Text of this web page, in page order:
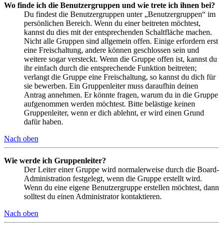
Wo finde ich die Benutzergruppen und wie trete ich ihnen bei?
Du findest die Benutzergruppen unter „Benutzergruppen“ im
persönlichen Bereich. Wenn du einer beitreten möchtest,
kannst du dies mit der entsprechenden Schaltfläche machen.
Nicht alle Gruppen sind allgemein offen. Einige erfordern erst
eine Freischaltung, andere können geschlossen sein und
weitere sogar versteckt. Wenn die Gruppe offen ist, kannst du
ihr einfach durch die entsprechende Funktion beitreten;
verlangt die Gruppe eine Freischaltung, so kannst du dich für
sie bewerben. Ein Gruppenleiter muss daraufhin deinen
Antrag annehmen. Er könnte fragen, warum du in die Gruppe
aufgenommen werden möchtest. Bitte belästige keinen
Gruppenleiter, wenn er dich ablehnt, er wird einen Grund
dafür haben.
Nach oben
Wie werde ich Gruppenleiter?
Der Leiter einer Gruppe wird normalerweise durch die Board-
Administration festgelegt, wenn die Gruppe erstellt wird.
Wenn du eine eigene Benutzergruppe erstellen möchtest, dann
solltest du einen Administrator kontaktieren.
Nach oben